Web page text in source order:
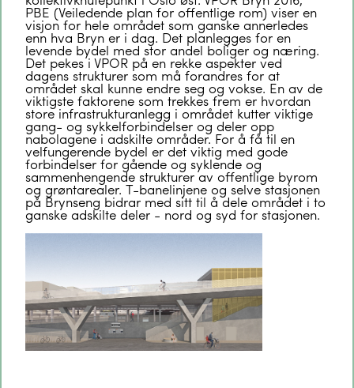
PBE (Veiledende plan for offentlige rom) viser en
visjon for hele området som ganske annerledes
enn hva Bryn er i dag. Det planlegges for en
levende bydel med stor andel boliger og næring.
Det pekes i VPOR på en rekke aspekter ved
dagens strukturer som må forandres for at
området skal kunne endre seg og vokse. En av de
viktigste faktorene som trekkes frem er hvordan
store infrastrukturanlegg i området kutter viktige
gang- og sykkelforbindelser og deler opp
nabolagene i adskilte områder. For å få til en
velfungerende bydel er det viktig med gode
forbindelser for gående og syklende og
sammenhengende strukturer av offentlige byrom
og grøntarealer. T-banelinjene og selve stasjonen
på Brynseng bidrar med sitt til å dele området i to
ganske adskilte deler - nord og syd for stasjonen.